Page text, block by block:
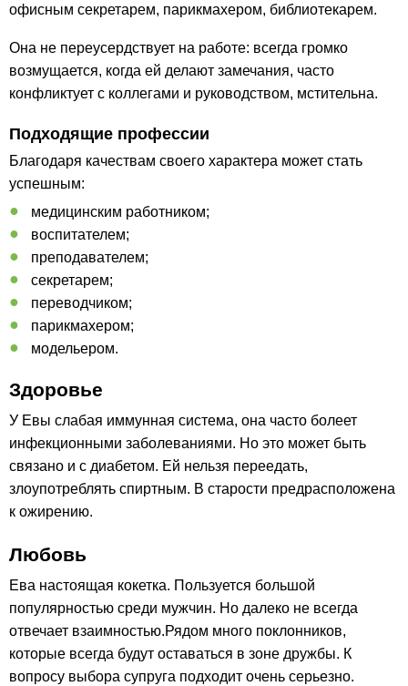
офисным секретарем, парикмахером, библиотекарем.
Она не переусердствует на работе: всегда громко
возмущается, когда ей делают замечания, часто
конфликтует с коллегами и руководством, мстительна.
Подходящие профессии
Благодаря качествам своего характера может стать
успешным:
медицинским работником;
воспитателем;
преподавателем;
секретарем;
переводчиком;
парикмахером;
модельером.
Здоровье
У Евы слабая иммунная система, она часто болеет
инфекционными заболеваниями. Но это может быть
связано и с диабетом. Ей нельзя переедать,
злоупотреблять спиртным. В старости предрасположена
к ожирению.
Любовь
Ева настоящая кокетка. Пользуется большой
популярностью среди мужчин. Но далеко не всегда
отвечает взаимностью.Рядом много поклонников,
которые всегда будут оставаться в зоне дружбы. К
вопросу выбора супруга подходит очень серьезно.